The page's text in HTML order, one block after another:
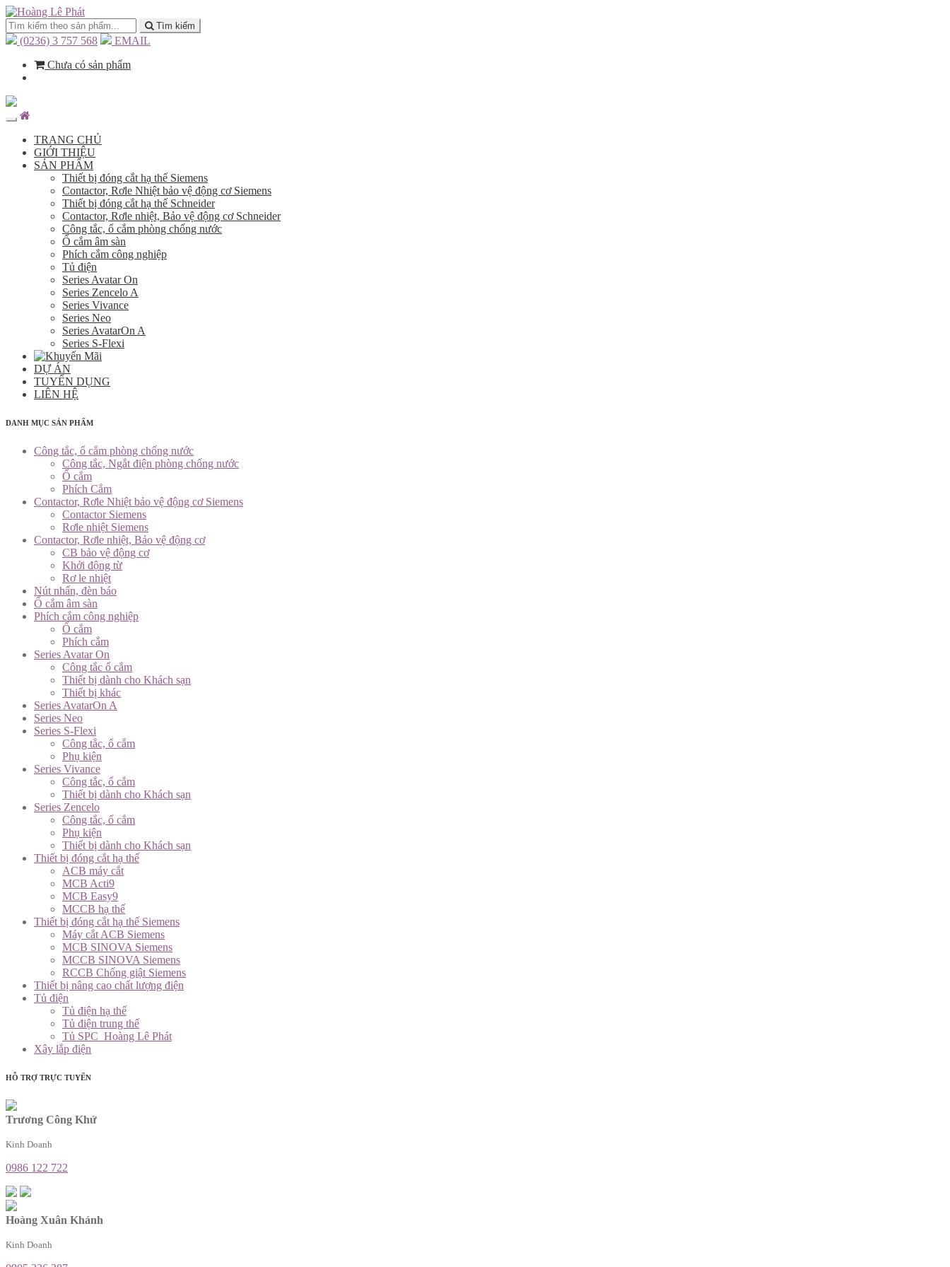
Tìm kiếm
(0236) 3 757 568
EMAIL
Chưa có sản phẩm
TRANG CHỦ
GIỚI THIỆU
SẢN PHẨM
Thiết bị đóng cắt hạ thế Siemens
Contactor, Rơle Nhiệt bảo vệ động cơ Siemens
Thiết bị đóng cắt hạ thế Schneider
Contactor, Rơle nhiệt, Bảo vệ động cơ Schneider
Công tắc, ổ cắm phòng chống nước
Ổ cắm âm sàn
Phích cắm công nghiệp
Tủ điện
Series Avatar On
Series Zencelo A
Series Vivance
Series Neo
Series AvatarOn A
Series S-Flexi
DỰ ÁN
TUYỂN DỤNG
LIÊN HỆ
DANH MỤC SẢN PHẨM
Công tắc, ổ cắm phòng chống nước
Công tắc, Ngắt điện phòng chống nước
Ổ cắm
Phích Cắm
Contactor, Rơle Nhiệt bảo vệ động cơ Siemens
Contactor Siemens
Rơle nhiệt Siemens
Contactor, Rơle nhiệt, Bảo vệ động cơ
CB bảo vệ động cơ
Khởi động từ
Rơ le nhiệt
Nút nhấn, đèn báo
Ổ cắm âm sàn
Phích cắm công nghiệp
Ổ cắm
Phích cắm
Series Avatar On
Công tắc ổ cắm
Thiết bị dành cho Khách sạn
Thiết bị khác
Series AvatarOn A
Series Neo
Series S-Flexi
Công tắc, ổ cắm
Phụ kiện
Series Vivance
Công tắc, ổ cắm
Thiết bị dành cho Khách sạn
Series Zencelo
Công tắc, ổ cắm
Phụ kiện
Thiết bị dành cho Khách sạn
Thiết bị đóng cắt hạ thế
ACB máy cắt
MCB Acti9
MCB Easy9
MCCB hạ thế
Thiết bị đóng cắt hạ thế Siemens
Máy cắt ACB Siemens
MCB SINOVA Siemens
MCCB SINOVA Siemens
RCCB Chống giật Siemens
Thiết bị nâng cao chất lượng điện
Tủ điện
Tủ điện hạ thế
Tủ điện trung thế
Tủ SPC_Hoàng Lê Phát
Xây lắp điện
HỖ TRỢ TRỰC TUYẾN
Trương Công Khứ
Kinh Doanh
0986 122 722
Hoàng Xuân Khánh
Kinh Doanh